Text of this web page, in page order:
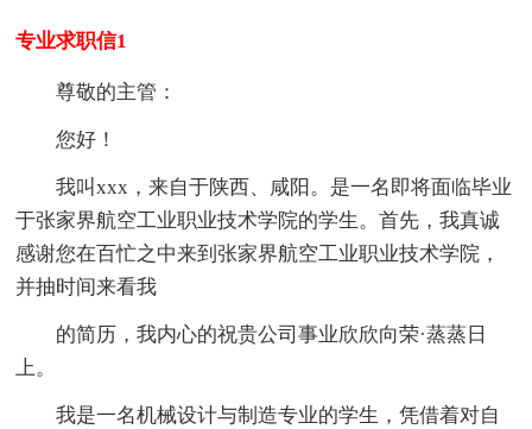
专业求职信1
尊敬的主管：
您好！
我叫xxx，来自于陕西、咸阳。是一名即将面临毕业
于张家界航空工业职业技术学院的学生。首先，我真诚
感谢您在百忙之中来到张家界航空工业职业技术学院，
并抽时间来看我
的简历，我内心的祝贵公司事业欣欣向荣·蒸蒸日
上。
我是一名机械设计与制造专业的学生，凭借着对自